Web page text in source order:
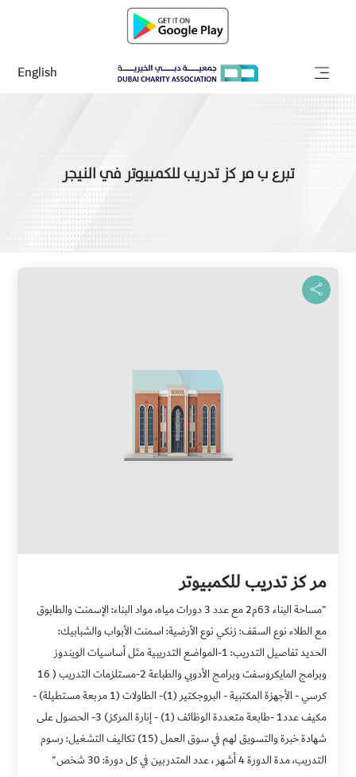
English
تبرع ب مر كز تدريب للكمبيوتر في النيجر
مر كز تدريب للكمبيوتر
"مساحة البناء 63م2 مع عدد 3 دورات مياه، مواد البناء: الإسمنت والطابوق
مع الطلاء نوع السقف: زنكي نوع الأرضية: اسمنت الأبواب والشبابيك:
الحديد تفاصيل التدريب: 1-المواضع التدريبية مثل أساسيات الويندوز
وبرامج المايكروسفت وبرامج الأدوبي والطباعة 2-مستلزمات التدريب ( 16
كرسي - الأجهزة المكتبية - البروجكتير (1)- الطاولات (1 مربعة مستطيلة) -
مكيف عدد1 -طابعة متعددة الوظائف (1) - إنارة المركز) 3- الحصول على
شهادة خبرة والتسويق لهم في سوق العمل (15) تكاليف التشغيل: رسوم
التدريب، مدة الدورة 4 أشهر ، عدد المتدربين في كل دورة: 30 شخص"